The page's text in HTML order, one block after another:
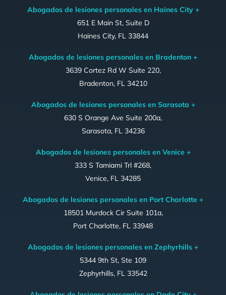
Abogados de lesiones personales en Haines City +
651 E Main St, Suite D
Haines City, FL 33844
Abogados de lesiones personales en Bradenton +
3639 Cortez Rd W Suite 220,
Bradenton, FL 34210
Abogados de lesiones personales en Sarasota +
630 S Orange Ave Suite 200a,
Sarasota, FL 34236
Abogados de lesiones personales en Venice +
333 S Tamiami Trl #268,
Venice, FL 34285
Abogados de lesiones personales en Port Charlotte +
18501 Murdock Cir Suite 101a,
Port Charlotte, FL 33948
Abogados de lesiones personales en Zephyrhills +
5344 9th St, Ste 109
Zephyrhills, FL 33542